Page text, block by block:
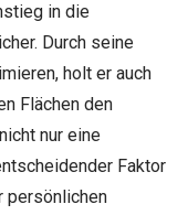
in die
Durch seine
holt er auch
Flächen den
nur eine
Faktor
persönlichen